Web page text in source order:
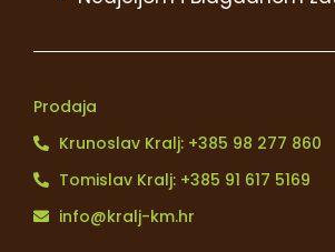
Prodaja
Krunoslav Kralj: +385 98 277 860
Tomislav Kralj: +385 91 617 5169
info@kralj-km.hr